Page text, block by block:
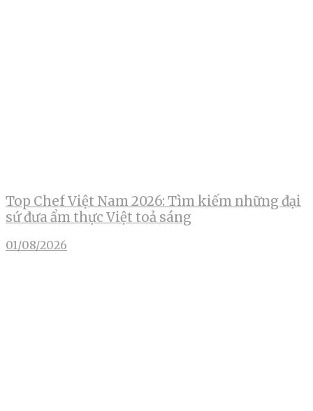
Top Chef Việt Nam 2026: Tìm kiếm những đại
sứ đưa ẩm thực Việt toả sáng
01/08/2026